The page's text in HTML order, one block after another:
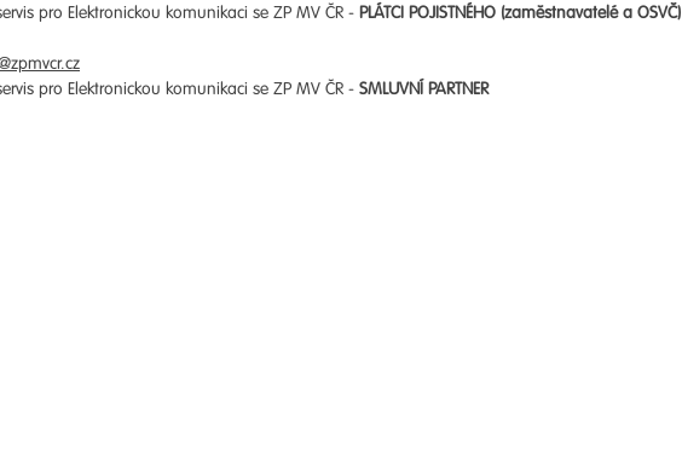
pro Elektronickou komunikaci se ZP MV ČR - PLÁTCI POJISTNÉHO (zaměstnavatelé a OSVČ)
pro Elektronickou komunikaci se ZP MV ČR - SMLUVNÍ PARTNER